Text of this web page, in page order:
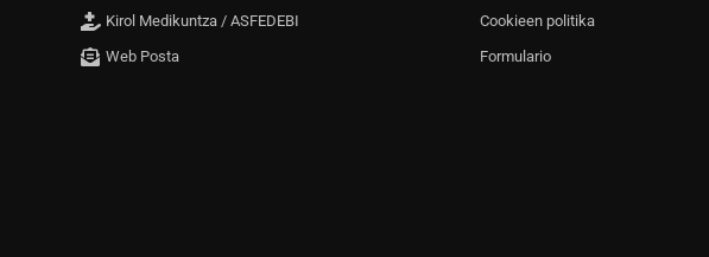
Kirol Medikuntza / ASFEDEBI
Web Posta
Cookieen politika
Formulario